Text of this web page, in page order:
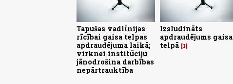
Tapušas vadlīnijas
rīcībai gaisa telpas
apdraudējuma laikā;
virknei institūciju
jānodrošina darbības
nepārtrauktība
Izsludināts
apdraudējums gaisa
telpā 1